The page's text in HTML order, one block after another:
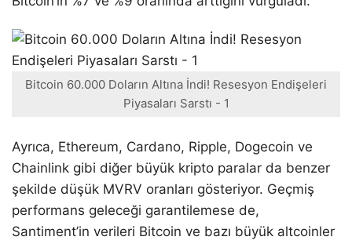
Bitcoin 60.000 Doların Altına İndi! Resesyon Endişeleri
Piyasaları Sarstı - 1
Ayrıca, Ethereum, Cardano, Ripple, Dogecoin ve
Chainlink gibi diğer büyük kripto paralar da benzer
şekilde düşük MVRV oranları gösteriyor. Geçmiş
performans geleceği garantilemese de,
Santiment’in verileri Bitcoin ve bazı büyük altcoinler